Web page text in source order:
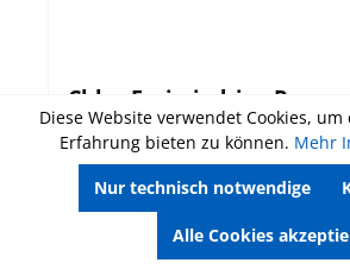
Chlor Frei niedrig -
300 Tests
HI93701-F Reagenzien für die
Bestimmung von Chlor Frei niedrig
Diese Website verwendet Cookies,
Erfahrung bieten zu können. Mehr
Nur technisch notwendige
Alle Cookies